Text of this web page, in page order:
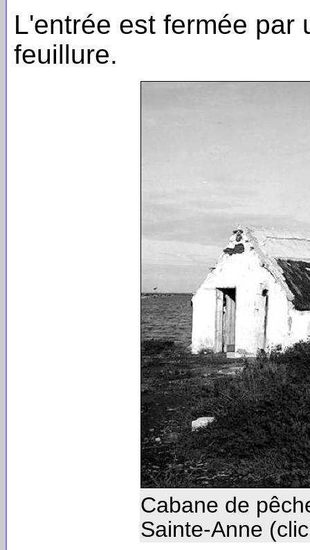
L'entrée est fermée par
feuillure.
Cabane de
Sainte-Anne